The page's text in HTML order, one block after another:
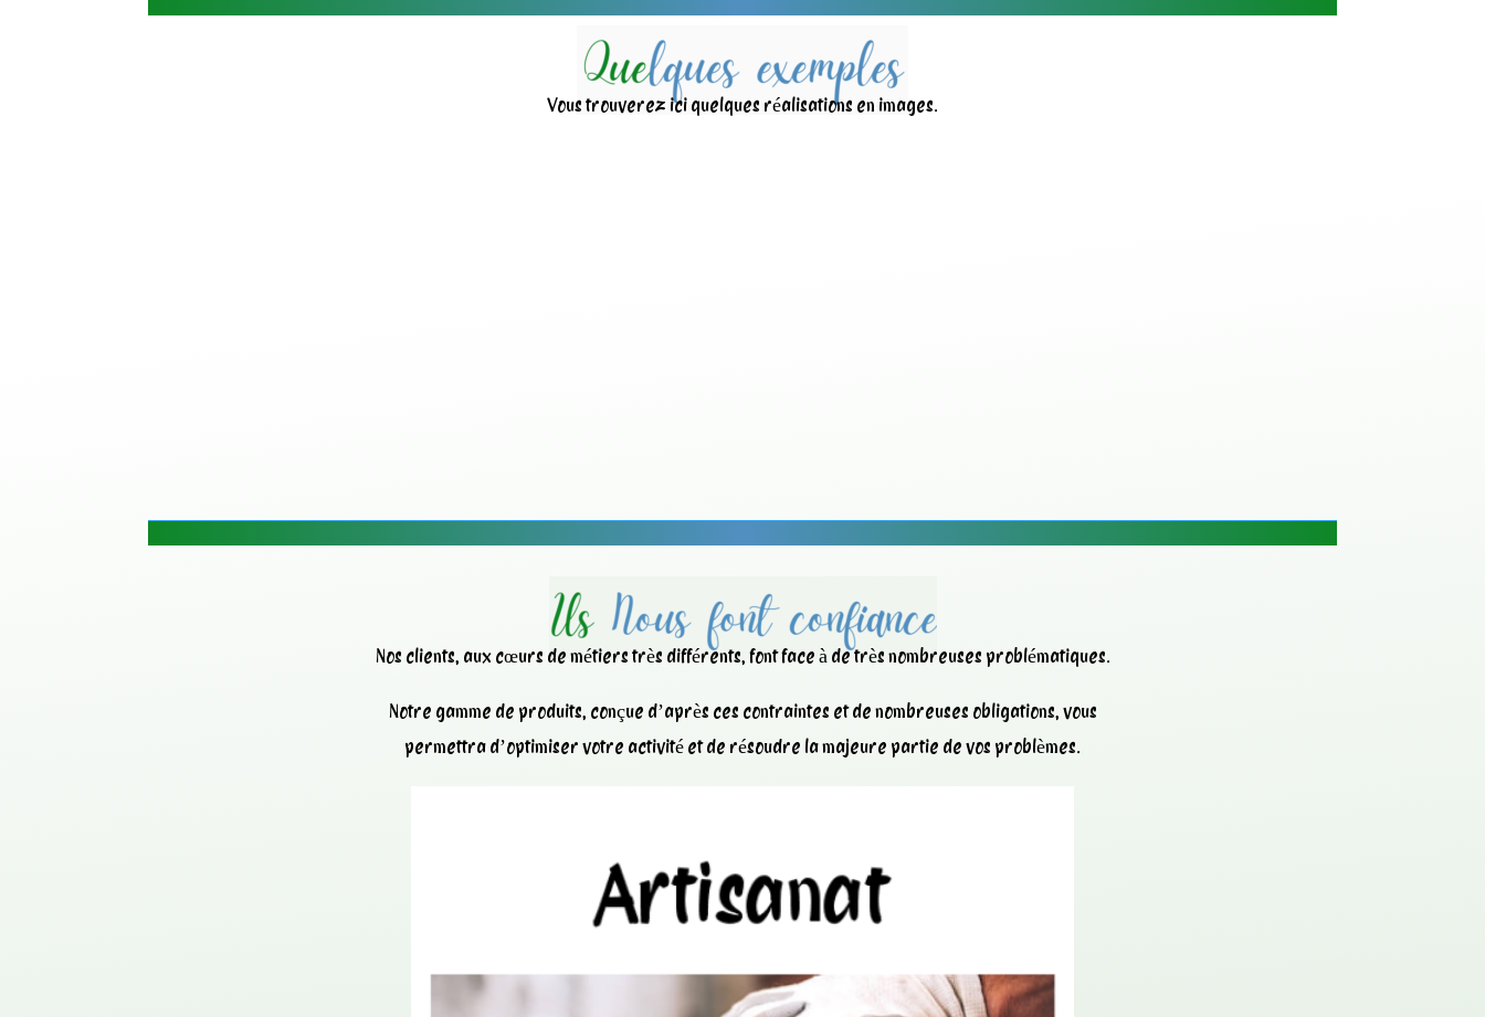
Vous trouverez ici quelques réalisations en images.
Nos clients, aux cœurs de métiers très différents, font face à de très nombreuses problématiques.
Notre gamme de produits, conçue d’après ces contraintes et de nombreuses obligations, vous
permettra d’optimiser votre activité et de résoudre la majeure partie de vos problèmes.